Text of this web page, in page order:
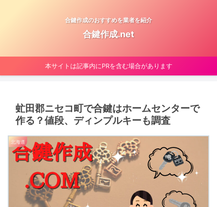
合鍵作成のおすすめを業者を紹介
合鍵作成.net
本サイトは記事内にPRを含む場合があります
虻田郡ニセコ町で合鍵はホームセンターで
作る？値段、ディンプルキーも調査
北海道